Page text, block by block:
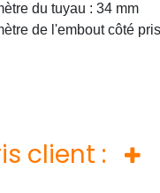
du tuyau : 34 mm
de l'embout côté
client :